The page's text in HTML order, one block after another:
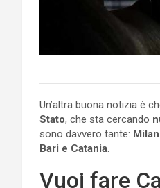
Un’altra buona notizia è
Stato, che sta cercando
sono davvero tante:
Bari e Catania.
Vuoi fare